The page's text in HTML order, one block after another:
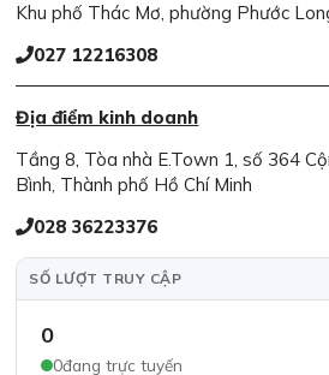
SỐ LƯỢT TRUY CẬP
0
0đang trực tuyến
Khu phố Thác Mơ, phường Phước
027 12216308
Địa điểm kinh doanh
Tầng 8, Tòa nhà E.Town 1, số 364
Bình, Thành phố Hồ Chí Minh
028 36223376